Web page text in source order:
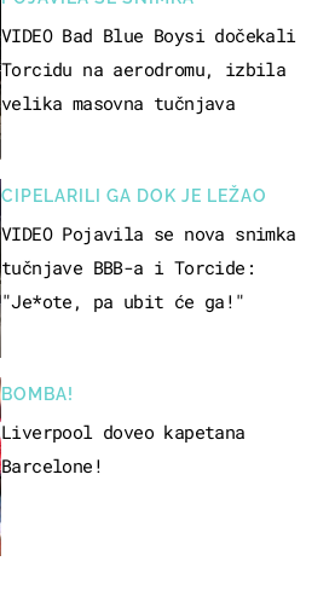
VIDEO Bad Blue Boysi dočekali
Torcidu na aerodromu, izbila
velika masovna tučnjava
CIPELARILI GA DOK JE LEŽAO
VIDEO Pojavila se nova snimka
tučnjave BBB-a i Torcide:
"Je*ote, pa ubit će ga!"
BOMBA!
Liverpool doveo kapetana
Barcelone!